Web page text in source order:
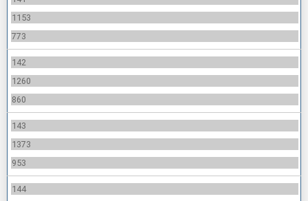
1153
773
142
1260
860
143
1373
953
144